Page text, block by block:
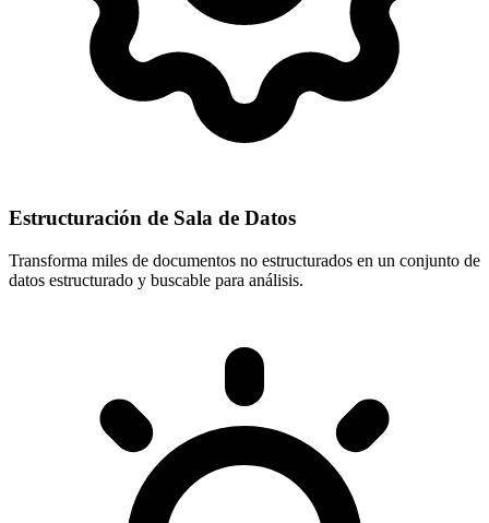
Estructuración de Sala de Datos
Transforma miles de documentos no estructurados en un conjunto de
datos estructurado y buscable para análisis.